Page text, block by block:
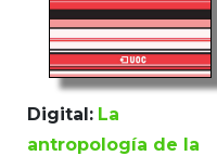
Digital: La
antropología de la